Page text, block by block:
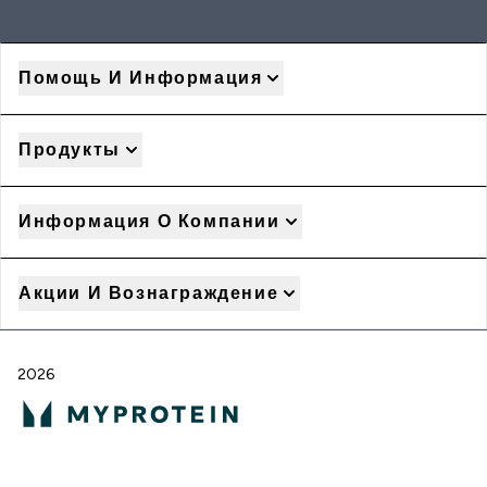
Помощь И Информация
Продукты
Информация О Компании
Акции И Вознаграждение
2026